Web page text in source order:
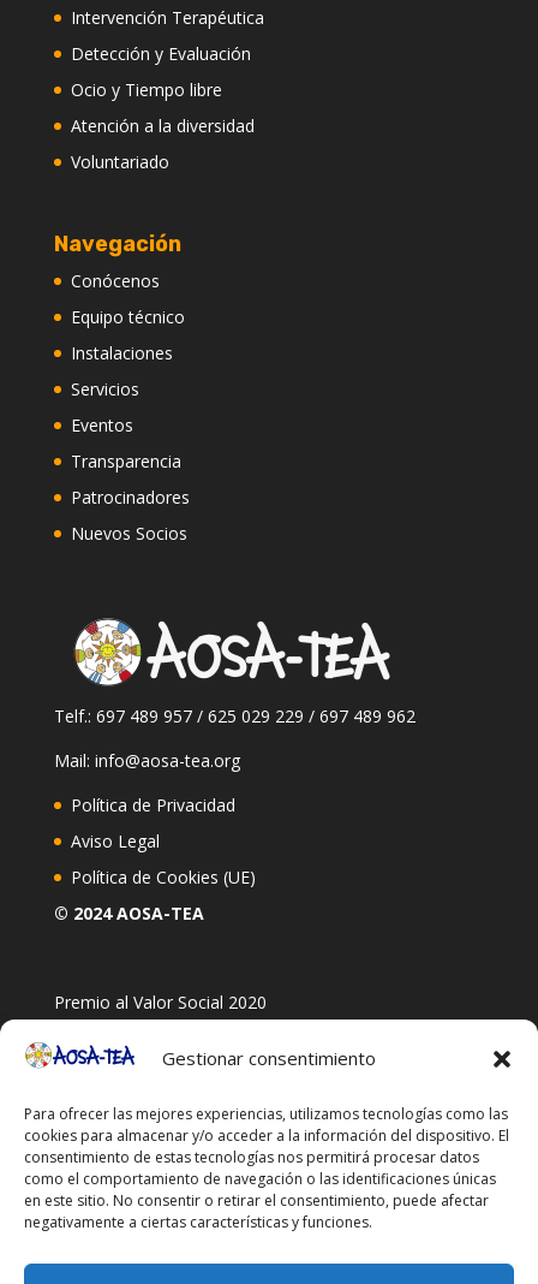
Gestionar consentimiento
Para ofrecer las mejores experiencias, utilizamos tecnologías como las
cookies para almacenar y/o acceder a la información del dispositivo. El
consentimiento de estas tecnologías nos permitirá procesar datos
como el comportamiento de navegación o las identificaciones únicas
en este sitio. No consentir o retirar el consentimiento, puede afectar
negativamente a ciertas características y funciones.
Intervención Terapéutica
Detección y Evaluación
Ocio y Tiempo libre
Atención a la diversidad
Voluntariado
Navegación
Conócenos
Equipo técnico
Instalaciones
Servicios
Eventos
Transparencia
Patrocinadores
Nuevos Socios
Telf.: 697 489 957 / 625 029 229 / 697 489 962
Mail: info@aosa-tea.org
Política de Privacidad
Aviso Legal
Política de Cookies (UE)
© 2024 AOSA-TEA
Premio al Valor Social 2020